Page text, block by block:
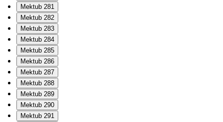
Mektub 281
Mektub 282
Mektub 283
Mektub 284
Mektub 285
Mektub 286
Mektub 287
Mektub 288
Mektub 289
Mektub 290
Mektub 291